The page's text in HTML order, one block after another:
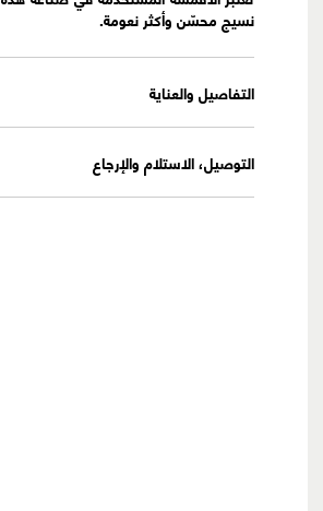
نسيج محسّن وأكثر نعومة.
التفاصيل والعناية
التوصيل، الاستلام والإرجاع